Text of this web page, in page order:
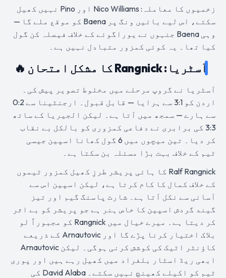
زخمیوں کا معاملہ: Nico Williams اور Pino نہیں کھیل
سکتے، اس لیے بائیں ونگ پر Baena کو موقع ملے گا —
وہی Baena جنہوں نے یوراگوئے کے خلاف فیصلہ کن گول
کیا تھا۔ یہ کوئی کمزور متبادل نہیں ہے۔
آسٹریا: Rangnick کا مشکل امتحان 🔥
آسٹریا نے گروپ مرحلے میں مخلوط تصویر پیش کی۔
اردن کو 3:1 سے ہرایا — قابل قبول۔ ارجنٹینا سے 0:2
سے ہارے — سمجھ میں آتا ہے۔ لیکن الجیریا کے ساتھ
3:3 کی برابری نے دفاعی کمزوری کو بالکل بے نقاب
کر دیا۔ تین میچوں میں 6 گول کھانا اسپین جیسی
ٹیم کے خلاف بہت بڑا مسئلہ بن سکتا ہے۔
Ralf Rangnick کا ہائی پریشر طرزِ کھیل کمزور ٹیموں
کے خلاف کمال کا کام کرتا ہے، لیکن اسپین اس سے
آسانی سے نکل آتا ہے۔ شارٹ پاسنگ گیم اور تیز
گیند گردش اسپین کا خاص ہنر ہے جو پریشر کو بے اثر
کر دیتا ہے۔ میرے خیال میں Rangnick کو مجبوراً لو
بلاک اختیار کرنا پڑے گا اور Arnautovic کے ذریعے
کاؤنٹر اٹیک کی کوشش کرنی ہوگی۔ لیکن Arnautovic
ابھی ریڈ اسٹار بلغراد میں کھیل رہے ہیں اور پوری
ٹیم کو اکیلے کھینچ نہیں سکتے۔ David Alaba کی